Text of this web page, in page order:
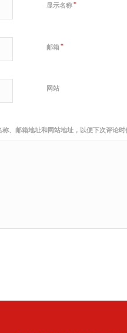
显示名称*
邮箱*
网站
、邮箱地址和网站地址，以便下次评论时